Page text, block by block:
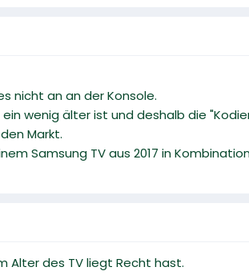
nicht an an der Konsole.
wenig älter ist und deshalb die
Markt.
Samsung TV aus 2017 in
Alter des TV liegt Recht hast.